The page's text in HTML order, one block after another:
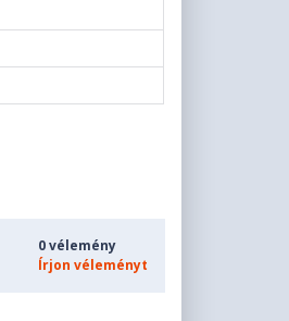
0 vélemény
Írjon véleményt